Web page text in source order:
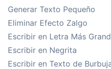
Generar Texto Pequeño
Eliminar Efecto Zalgo
Escribir en Letra Más
Escribir en Negrita
Escribir en Texto de